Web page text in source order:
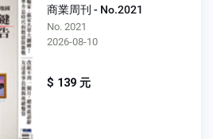
商業周刊 - No.2021
No. 2021
2026-08-10
$ 139 元